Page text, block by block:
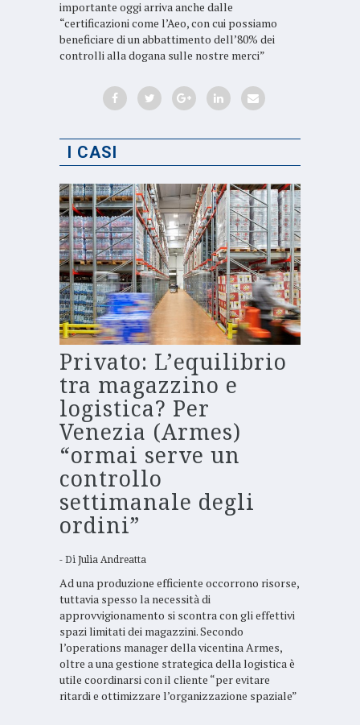
importante oggi arriva anche dalle
“certificazioni come l’Aeo, con cui possiamo
beneficiare di un abbattimento dell’80% dei
controlli alla dogana sulle nostre merci”
I CASI
Privato: L’equilibrio
tra magazzino e
logistica? Per
Venezia (Armes)
“ormai serve un
controllo
settimanale degli
ordini”
Di Julia Andreatta
Ad una produzione efficiente occorrono risorse,
tuttavia spesso la necessità di
approvvigionamento si scontra con gli effettivi
spazi limitati dei magazzini. Secondo
l’operations manager della vicentina Armes,
oltre a una gestione strategica della logistica è
utile coordinarsi con il cliente “per evitare
ritardi e ottimizzare l’organizzazione spaziale”